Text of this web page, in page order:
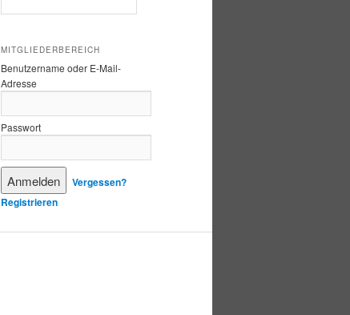
MITGLIEDERBEREICH
Benutzername oder E-Mail-
Adresse
Passwort
Vergessen?
Registrieren